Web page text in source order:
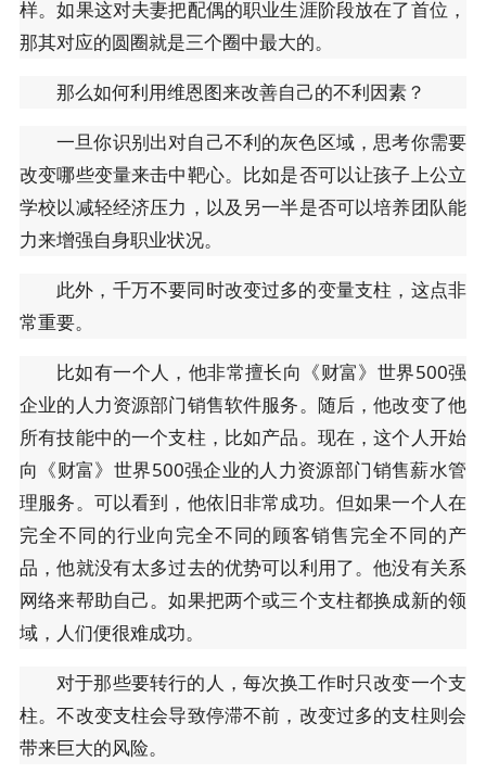
样。如果这对夫妻把配偶的职业生涯阶段放在了首位，
那其对应的圆圈就是三个圈中最大的。
那么如何利用维恩图来改善自己的不利因素？
一旦你识别出对自己不利的灰色区域，思考你需要
改变哪些变量来击中靶心。比如是否可以让孩子上公立
学校以减轻经济压力，以及另一半是否可以培养团队能
力来增强自身职业状况。
此外，千万不要同时改变过多的变量支柱，这点非
常重要。
比如有一个人，他非常擅长向《财富》世界500强
企业的人力资源部门销售软件服务。随后，他改变了他
所有技能中的一个支柱，比如产品。现在，这个人开始
向《财富》世界500强企业的人力资源部门销售薪水管
理服务。可以看到，他依旧非常成功。但如果一个人在
完全不同的行业向完全不同的顾客销售完全不同的产
品，他就没有太多过去的优势可以利用了。他没有关系
网络来帮助自己。如果把两个或三个支柱都换成新的领
域，人们便很难成功。
对于那些要转行的人，每次换工作时只改变一个支
柱。不改变支柱会导致停滞不前，改变过多的支柱则会
带来巨大的风险。